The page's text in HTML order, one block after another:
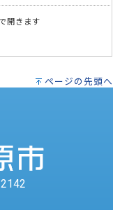
開きます
ページの先頭へ